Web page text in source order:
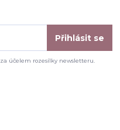
Přihlásit se
za účelem rozesílky newsletteru.